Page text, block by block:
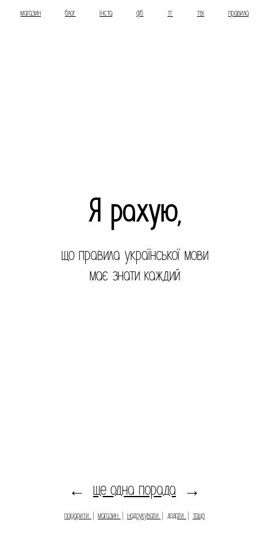
магазин блог інста фб тг тві правила
Я рахую,
що правила української мови
має знати каждий
← ще одна порада →
пошарити магазин надрукувати додати тощо